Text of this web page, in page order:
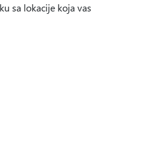
sa lokacije koja vas